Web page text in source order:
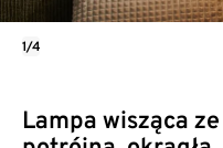
Lampa wisząca
1/4